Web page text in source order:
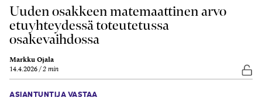
Uuden osakkeen matemaattinen arvo
etuyhteydessä toteutetussa
osakevaihdossa
Markku Ojala
14.4.2026 2 min
ASIANTUNTIJA VASTAA